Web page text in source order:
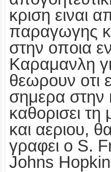
κριση ειναι
παραγωγης
στην οποια
Καραμανλη
θεωρουν οτι
σημερα στην
καθορισει
και αεριου,
γραφει ο S.
Johns